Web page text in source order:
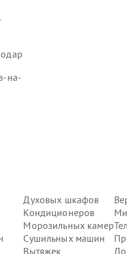
Духовых шкафов
Кондиционеров
Морозильных камер
Сушильных машин
Вытяжек
на-